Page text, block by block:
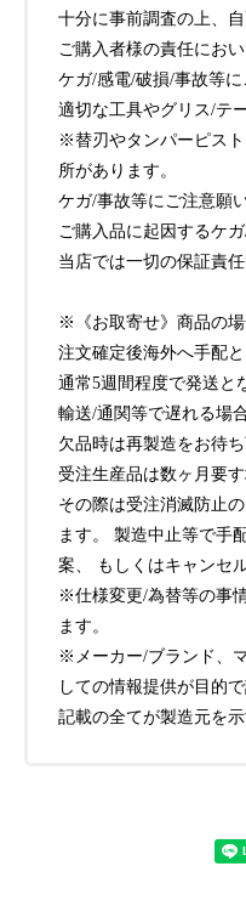
十分に事前調査の上、
ご購入者様の責任におい
ケガ/感電/破損/事故等に
適切な工具やグリス/テ
※替刃やタンパーピス
所があります。
ケガ/事故等にご注意願
ご購入品に起因するケ
当店では一切の保証責任
※《お取寄せ》商品の
注文確定後海外へ手配と
通常5週間程度で発送と
輸送/通関等で遅れる場
欠品時は再製造をお待ち
受注生産品は数ヶ月要す
その際は受注消滅防止
ます。 製造中止等で手
案、 もしくはキャンセ
※仕様変更/為替等の事
ます。
※メーカー/ブランド、
しての情報提供が目的で
記載の全てが製造元を